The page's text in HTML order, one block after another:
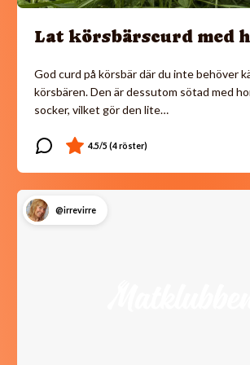
Lat körsbärscurd med
God curd på körsbär där du inte behöver
körsbären. Den är dessutom sötad med
socker, vilket gör den lite…
@irrevirre